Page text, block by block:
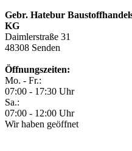
Gebr. Hatebur
KG
Daimlerstraße 31
48308 Senden
Öffnungszeiten:
Mo. - Fr.:
07:00 - 17:30 Uhr
Sa.:
07:00 - 12:00 Uhr
Wir haben geöffnet